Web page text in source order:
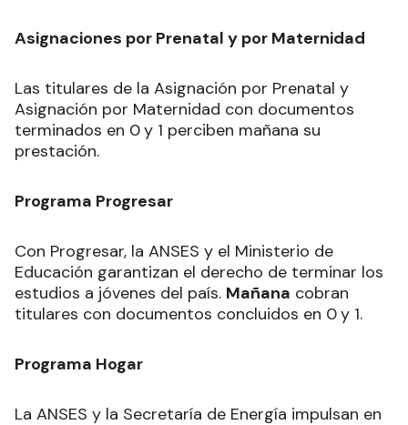
Asignaciones por Prenatal y por Maternidad
Las titulares de la Asignación por Prenatal y
Asignación por Maternidad con documentos
terminados en 0y 1 perciben mañana su
prestación.
Programa Progresar
Con Progresar, la ANSES y el Ministerio de
Educación garantizan el derecho de terminar los
estudios a jóvenes del país. Mañana cobran
titulares con documentos concluidos en 0y 1.
Programa Hogar
La ANSES y la Secretaría de Energía impulsan en